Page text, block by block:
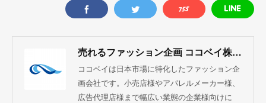
売れるファッション企画 ココベイ株式会社
ココベイは日本市場に特化したファッション企
画会社です。小売店様やアパレルメーカー様、
広告代理店様まで幅広い業態の企業様向けに